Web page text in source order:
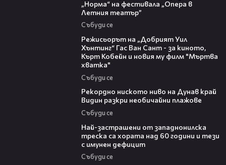
„Норма“ на фестивала „Опера в
Летния театър”
Събуди се
Режисьорът на „Добрият Уил
Хънтинг“ Гас Ван Сант - за киното,
Кърт Кобейн и новия му филм "Мъртва
хватка"
Събуди се
Рекордно ниското ниво на Дунав край
Видин разкри необичайни плажове
Събуди се
Най-застрашени от западнонилска
треска са хората над 60 години и тези
с имунен дефицит
Събуди се